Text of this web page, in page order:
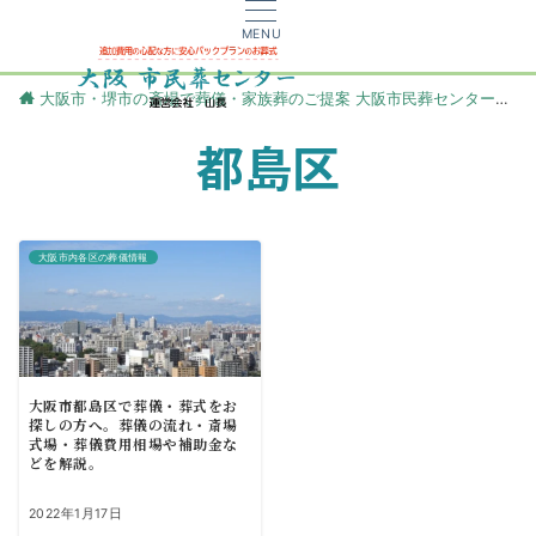
MENU
大阪市・堺市の斎場で葬儀・家族葬のご提案 大阪市民葬センター
都島区
大阪市内各区の葬儀情報
大阪市都島区で葬儀・葬式をお
探しの方へ。葬儀の流れ・斎場
式場・葬儀費用相場や補助金な
どを解説。
2022年1月17日